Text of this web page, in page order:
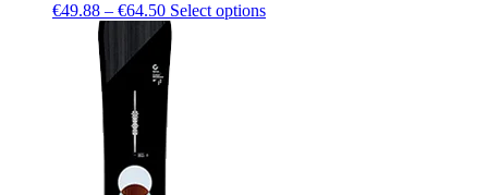
€49.88 – €64.50 Select options